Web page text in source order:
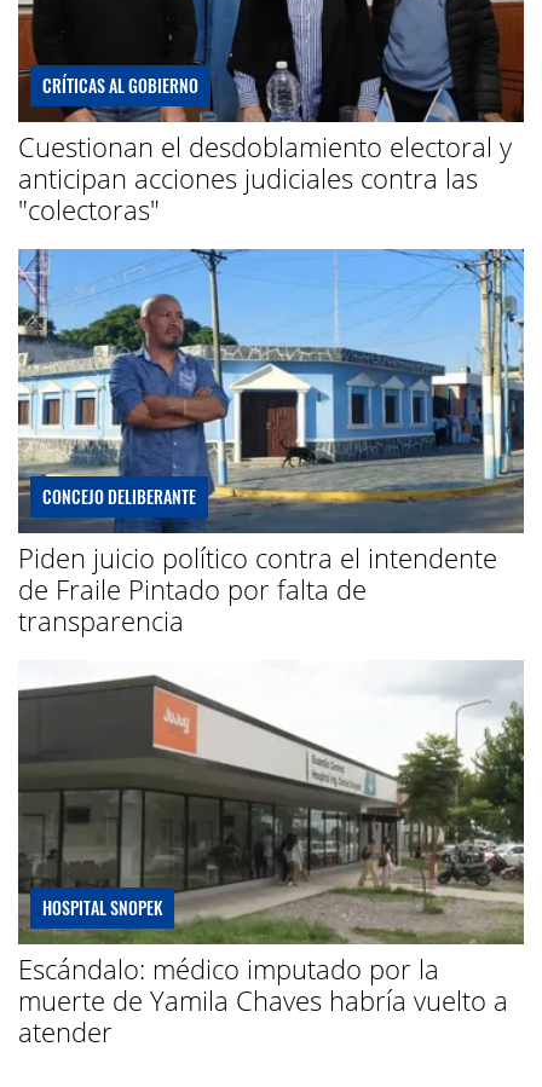
CRÍTICAS AL GOBIERNO
Cuestionan el desdoblamiento electoral y
anticipan acciones judiciales contra las
"colectoras"
CONCEJO DELIBERANTE
Piden juicio político contra el intendente
de Fraile Pintado por falta de
transparencia
HOSPITAL SNOPEK
Escándalo: médico imputado por la
muerte de Yamila Chaves habría vuelto a
atender